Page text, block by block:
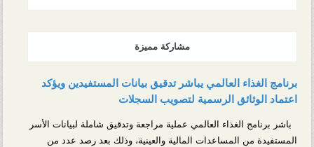
مشاركة مميزة
برنامج الغذاء العالمي يباشر تدقيق بيانات المستفيدين ويؤكد
اعتماد الوثائق الرسمية لتصويب السجلات
باشر برنامج الغذاء العالمي عملية مراجعة وتدقيق شاملة لبيانات الأسر
المستفيدة من المساعدات المالية والعينية، وذلك بعد رصد عدد من